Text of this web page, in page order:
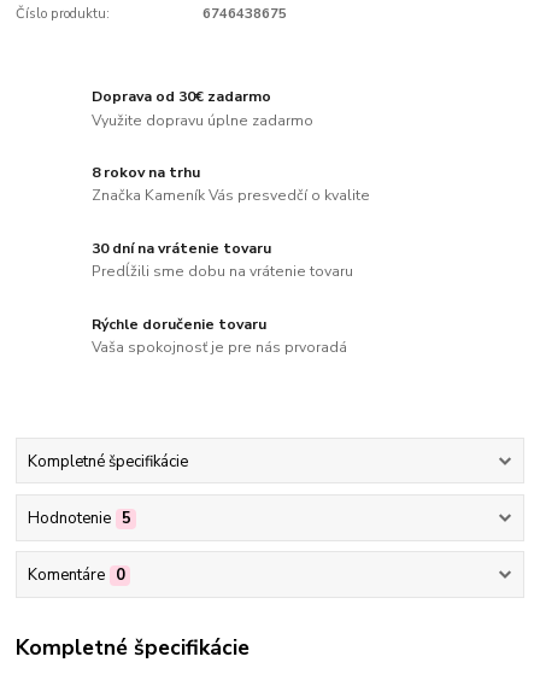
Číslo produktu: 6746438675
Doprava od 30€ zadarmo
Využite dopravu úplne zadarmo
8 rokov na trhu
Značka Kameník Vás presvedčí o kvalite
30 dní na vrátenie tovaru
Predĺžili sme dobu na vrátenie tovaru
Rýchle doručenie tovaru
Vaša spokojnosť je pre nás prvoradá
Kompletné špecifikácie
Hodnotenie 5
Komentáre 0
Kompletné špecifikácie